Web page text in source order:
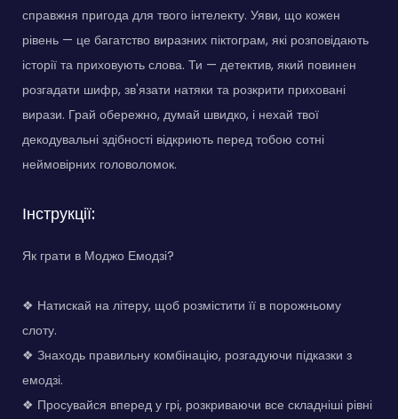
справжня пригода для твого інтелекту. Уяви, що кожен
рівень — це багатство виразних піктограм, які розповідають
історії та приховують слова. Ти — детектив, який повинен
розгадати шифр, зв'язати натяки та розкрити приховані
вирази. Грай обережно, думай швидко, і нехай твої
декодувальні здібності відкриють перед тобою сотні
неймовірних головоломок.
Інструкції:
Як грати в Моджо Емодзі?
❖ Натискай на літеру, щоб розмістити її в порожньому
слоту.
❖ Знаходь правильну комбінацію, розгадуючи підказки з
емодзі.
❖ Просувайся вперед у грі, розкриваючи все складніші рівні